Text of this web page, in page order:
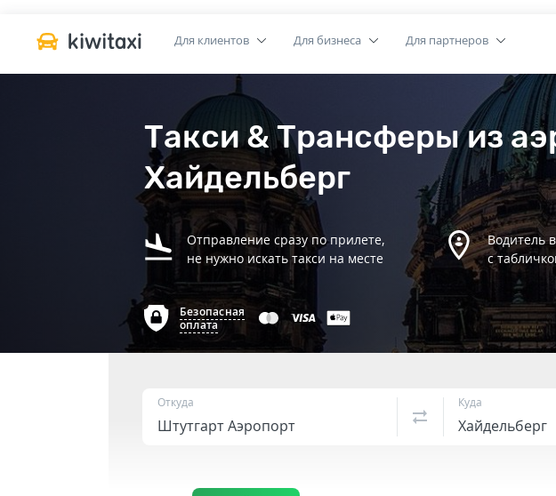
Для клиентов Для бизнеса Для партнеров
Такси & Трансферы из
Хайдельберг
Отправление сразу по прилете,
не нужно искать такси на месте
Водитель
с
Безопасная
оплата
Откуда Куда